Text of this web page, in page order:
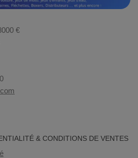
€
& CONDITIONS DE VENTES